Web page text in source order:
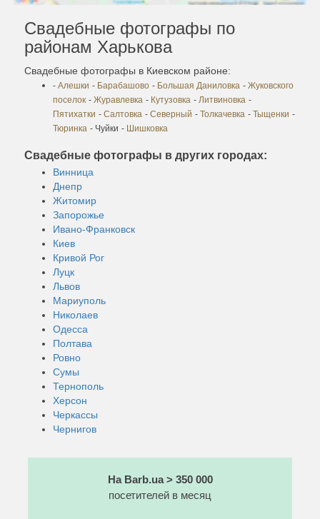
Свадебные фотографы по
районам Харькова
Свадебные фотографы в Киевском районе:
- Алешки - Барабашово - Большая Даниловка - Жуковского
поселок - Журавлевка - Кутузовка - Литвиновка -
Пятихатки - Салтовка - Северный - Толкачевка - Тыщенки -
Тюринка - Чуйки - Шишковка
Свадебные фотографы в других городах:
Винница
Днепр
Житомир
Запорожье
Ивано-Франковск
Киев
Кривой Рог
Луцк
Львов
Мариуполь
Николаев
Одесса
Полтава
Ровно
Сумы
Тернополь
Херсон
Черкассы
Чернигов
На Barb.ua > 350 000
посетителей в месяц